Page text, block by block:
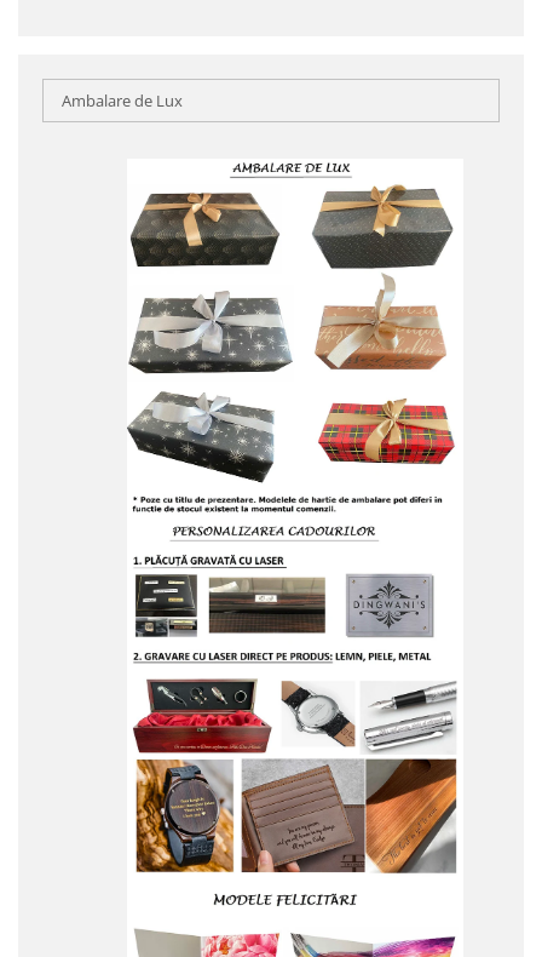
Ambalare de Lux